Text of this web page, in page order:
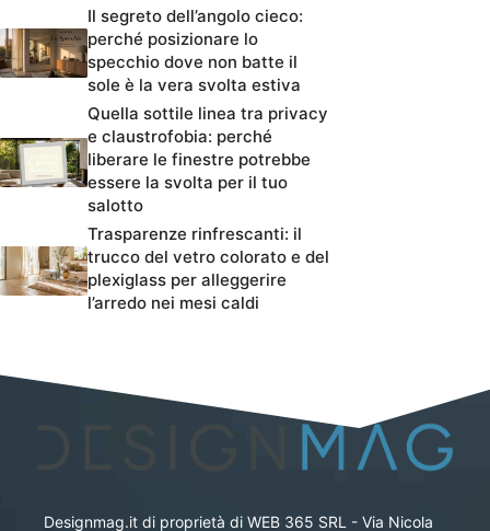
Il segreto dell’angolo cieco:
perché posizionare lo
specchio dove non batte il
sole è la vera svolta estiva
Quella sottile linea tra privacy
e claustrofobia: perché
liberare le finestre potrebbe
essere la svolta per il tuo
salotto
Trasparenze rinfrescanti: il
trucco del vetro colorato e del
plexiglass per alleggerire
l’arredo nei mesi caldi
Designmag.it di proprietà di WEB 365 SRL - Via Nicola